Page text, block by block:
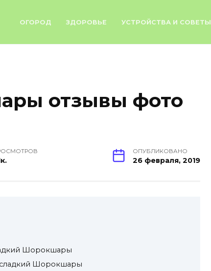
ОГОРОД ЗДОРОВЬЕ УСТРОЙСТВА И СОВЕТЫ
отзывы фото
ОПУБЛИКОВАНО
26 февраля, 2019
Шорокшары
сладкий Шорокшары